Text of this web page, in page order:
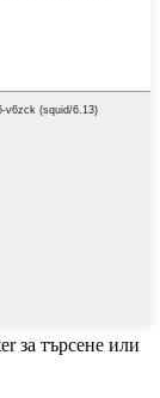
за търсене или